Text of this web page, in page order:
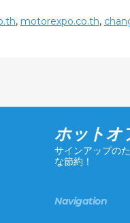
, motorexpo.co.th,
ホットオ
サインアップの
な節約！
Navigation